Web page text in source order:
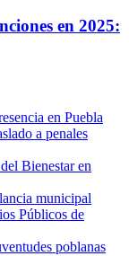
en 2025:
en Puebla
a penales
Bienestar en
municipal
Públicos de
poblanas